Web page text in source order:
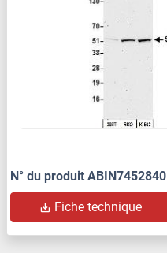
N° du produit ABIN7452840
Fiche technique